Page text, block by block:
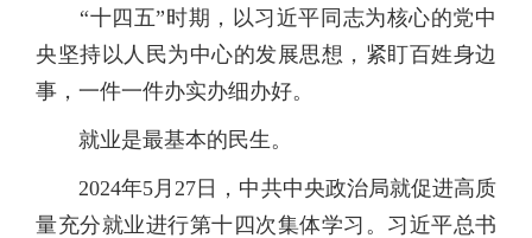
“十四五”时期，以习近平同志为核心的党中
央坚持以人民为中心的发展思想，紧盯百姓身边
事，一件一件办实办细办好。
就业是最基本的民生。
2024年5月27日，中共中央政治局就促进高质
量充分就业进行第十四次集体学习。习近平总书